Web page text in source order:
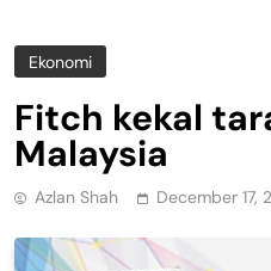
Ekonomi
Fitch kekal
Malaysia
Azlan Shah December 17,